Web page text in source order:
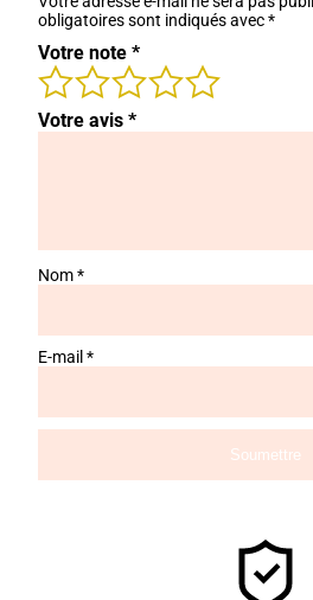
obligatoires sont indiqués avec*
Votre note *
Votre avis *
Nom*
E-mail *